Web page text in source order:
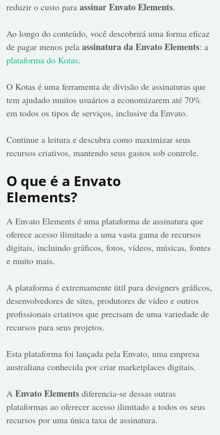
reduzir o custo paraassinar Envato Elements.
Ao longo do conteúdo, você descobrirá uma forma eficaz
de pagar menos pelaassinatura da Envato Elements: a
plataforma do Kotas.
O Kotas é uma ferramenta de divisão de assinaturas que
tem ajudado muitos usuários a economizarem até 70%
em todos os tipos de serviços, inclusive da Envato.
Continue a leitura e descubra como maximizar seus
recursos criativos, mantendo seus gastos sob controle.
O que é a Envato
Elements?
A Envato Elements é uma plataforma de assinatura que
oferece acesso ilimitado a uma vasta gama de recursos
digitais, incluindo gráficos, fotos, vídeos, músicas, fontes
e muito mais.
A plataforma é extremamente útil para designers gráficos,
desenvolvedores de sites, produtores de vídeo e outros
profissionais criativos que precisam de uma variedade de
recursos para seus projetos.
Esta plataforma foi lançada pela Envato, uma empresa
australiana conhecida por criar marketplaces digitais.
A Envato Elements diferencia-se dessas outras
plataformas ao oferecer acesso ilimitado a todos os seus
recursos por uma única taxa de assinatura.